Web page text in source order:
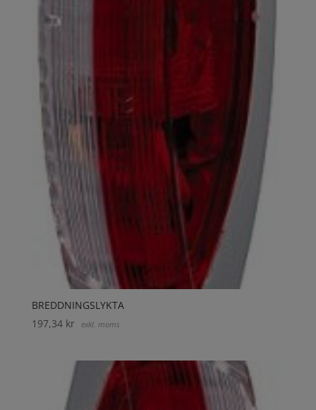
BREDDNINGSLYKTA
197,34 kr exkl. moms